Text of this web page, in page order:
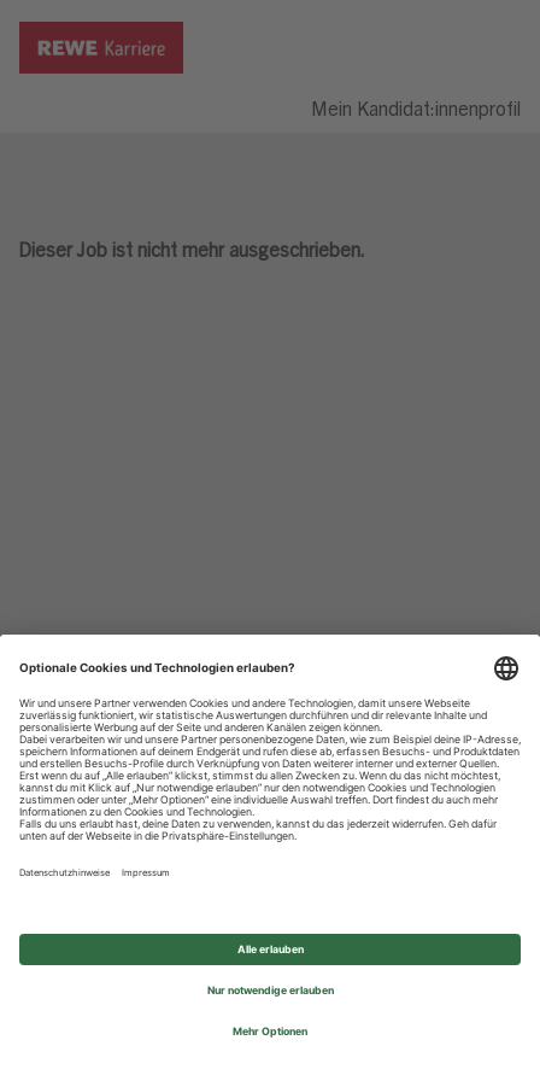
Mein Kandidat:innenprofil
Dieser Job ist nicht mehr ausgeschrieben.
Datenschutzhinweise
Impressum
Privatsphäre-Einstellungen
© 2026 REWE Group - All rights reserved